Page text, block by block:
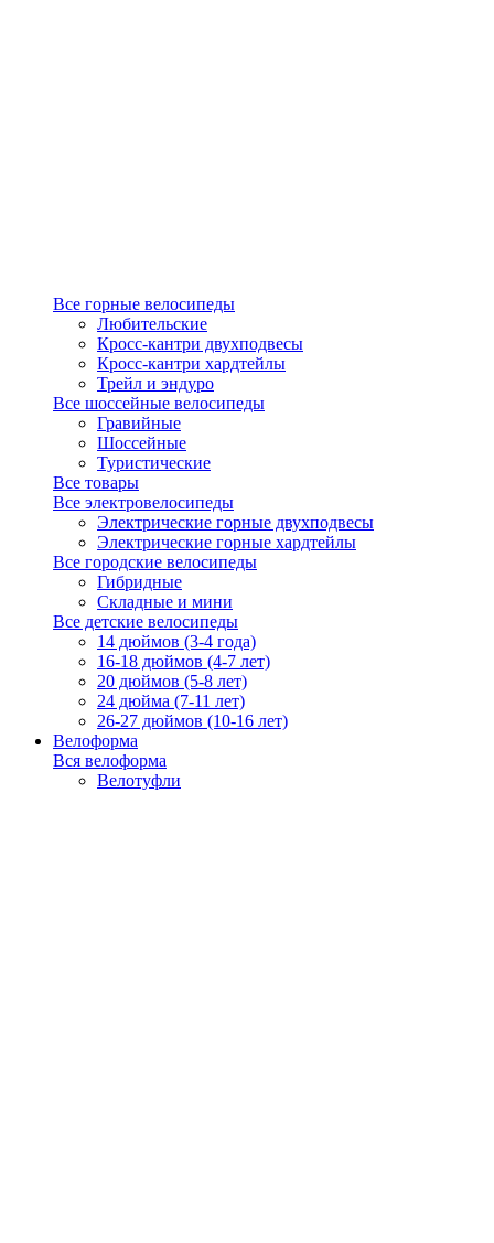
Все горные велосипеды
Любительские
Кросс-кантри двухподвесы
Кросс-кантри хардтейлы
Трейл и эндуро
Все шоссейные велосипеды
Гравийные
Шоссейные
Туристические
Все товары
Все электровелосипеды
Электрические горные двухподвесы
Электрические горные хардтейлы
Все городские велосипеды
Гибридные
Складные и мини
Все детские велосипеды
14 дюймов (3-4 года)
16-18 дюймов (4-7 лет)
20 дюймов (5-8 лет)
24 дюйма (7-11 лет)
26-27 дюймов (10-16 лет)
Велоформа
Вся велоформа
Велотуфли